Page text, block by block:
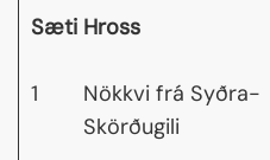
Sæti Hross
1
Nökkvi frá Syðra-
Skörðugili